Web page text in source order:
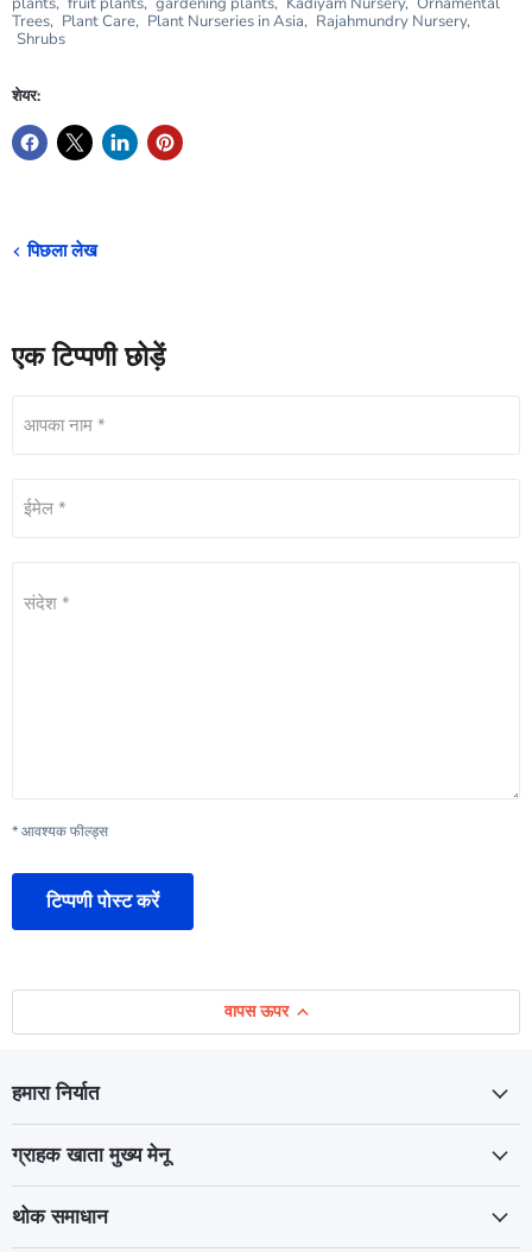
Trees, Plant Care, Plant Nurseries in Asia, Rajahmundry Nursery,
Shrubs
शेयर:
पिछला लेख
एक टिप्पणी छोड़ें
आपका नाम *
ईमेल *
संदेश *
* आवश्यक फील्ड्स
टिप्पणी पोस्ट करें
वापस ऊपर
हमारा निर्यात
ग्राहक खाता मुख्य मेनू
थोक समाधान